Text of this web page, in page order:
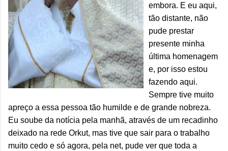
embora. E eu aqui,
tão distante, não
pude prestar
presente minha
última homenagem
e, por isso estou
fazendo aqui.
Sempre tive muito
apreço a essa pessoa tão humilde e de grande nobreza.
Eu soube da notícia pela manhã, através de um recadinho
deixado na rede Orkut, mas tive que sair para o trabalho
muito cedo e só agora, pela net, pude ver que toda a